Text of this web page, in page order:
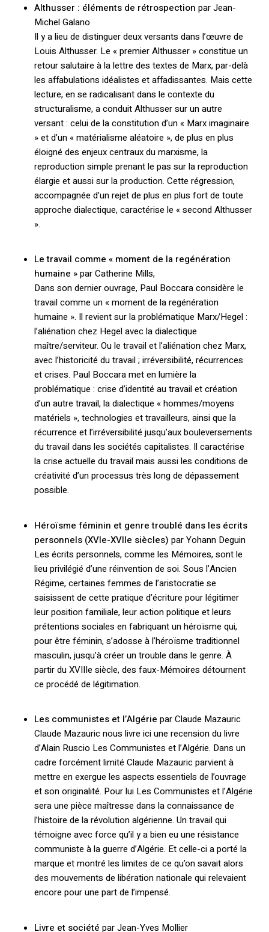
Althusser : éléments de rétrospection par Jean-
Michel Galano
Il y a lieu de distinguer deux versants dans l’œuvre de
Louis Althusser. Le « premier Althusser » constitue un
retour salutaire à la lettre des textes de Marx, par-delà
les affabulations idéalistes et affadissantes. Mais cette
lecture, en se radicalisant dans le contexte du
structuralisme, a conduit Althusser sur un autre
versant : celui de la constitution d’un « Marx imaginaire
» et d’un « matérialisme aléatoire », de plus en plus
éloigné des enjeux centraux du marxisme, la
reproduction simple prenant le pas sur la reproduction
élargie et aussi sur la production. Cette régression,
accompagnée d’un rejet de plus en plus fort de toute
approche dialectique, caractérise le « second Althusser
».
Le travail comme « moment de la regénération
humaine »par Catherine Mills,
Dans son dernier ouvrage, Paul Boccara considère le
travail comme un « moment de la regénération
humaine ». Il revient sur la problématique Marx/Hegel :
l’aliénation chez Hegel avec la dialectique
maître/serviteur. Ou le travail et l’aliénation chez Marx,
avec l’historicité du travail ; irréversibilité, récurrences
et crises. Paul Boccara met en lumière la
problématique : crise d’identité au travail et création
d’un autre travail, la dialectique « hommes/moyens
matériels », technologies et travailleurs, ainsi que la
récurrence et l’irréversibilité jusqu’aux bouleversements
du travail dans les sociétés capitalistes. Il caractérise
la crise actuelle du travail mais aussi les conditions de
créativité d’un processus très long de dépassement
possible.
Héroïsme féminin et genre troublé dans les écrits
personnels (XVIe-XVIIe siècles) par Yohann Deguin
Les écrits personnels, comme les Mémoires, sont le
lieu privilégié d’une réinvention de soi. Sous l’Ancien
Régime, certaines femmes de l’aristocratie se
saisissent de cette pratique d’écriture pour légitimer
leur position familiale, leur action politique et leurs
prétentions sociales en fabriquant un héroïsme qui,
pour être féminin, s’adosse à l’héroïsme traditionnel
masculin, jusqu’à créer un trouble dans le genre. À
partir du XVIIIe siècle, des faux-Mémoires détournent
ce procédé de légitimation.
Les communistes et l’Algérie par Claude Mazauric
Claude Mazauric nous livre ici une recension du livre
d’Alain Ruscio Les Communistes et l’Algérie. Dans un
cadre forcément limité Claude Mazauric parvient à
mettre en exergue les aspects essentiels de l’ouvrage
et son originalité. Pour lui Les Communistes et l’Algérie
sera une pièce maîtresse dans la connaissance de
l’histoire de la révolution algérienne. Un travail qui
témoigne avec force qu’il y a bien eu une résistance
communiste à la guerre d’Algérie. Et celle-ci a porté la
marque et montré les limites de ce qu’on savait alors
des mouvements de libération nationale qui relevaient
encore pour une part de l’impensé.
Livre et société par Jean-Yves Mollier